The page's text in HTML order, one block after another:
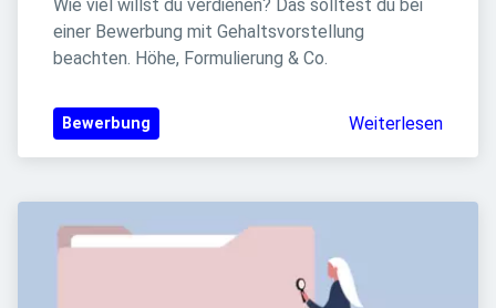
Wie viel willst du verdienen? Das solltest du bei
einer Bewerbung mit Gehaltsvorstellung
beachten. Höhe, Formulierung & Co.
Bewerbung Weiterlesen